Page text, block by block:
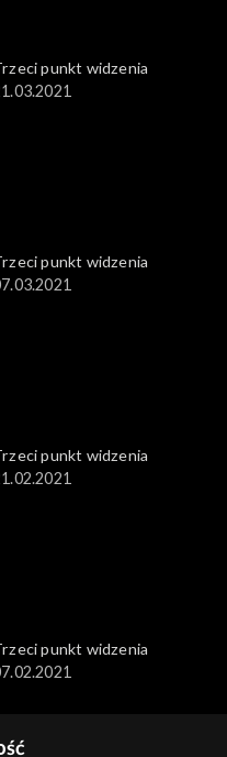
punkt widzenia
punkt widzenia
punkt widzenia
punkt widzenia